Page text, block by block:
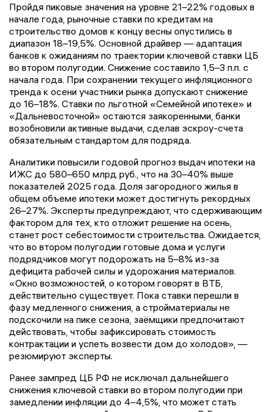
Пройдя пиковые значения на уровне 21–22% годовых в
начале года, рыночные ставки по кредитам на
строительство домов к концу весны опустились в
диапазон 18–19,5%. Основной драйвер — адаптация
банков к ожиданиям по траектории ключевой ставки ЦБ
во втором полугодии. Снижение составило 1,5–3 п.п. с
начала года. При сохранении текущего инфляционного
тренда к осени участники рынка допускают снижение
до 16–18%. Ставки по льготной «Семейной ипотеке» и
«Дальневосточной» остаются заякоренными, банки
возобновили активные выдачи, сделав эскроу-счета
обязательным стандартом для подряда.
Аналитики повысили годовой прогноз выдач ипотеки на
ИЖС до 580–650 млрд руб., что на 30–40% выше
показателей 2025 года. Доля загородного жилья в
общем объеме ипотеки может достигнуть рекордных
26–27%. Эксперты предупреждают, что сдерживающим
фактором для тех, кто отложит решение на осень,
станет рост себестоимости строительства. Ожидается,
что во втором полугодии готовые дома и услуги
подрядчиков могут подорожать на 5–8% из-за
дефицита рабочей силы и удорожания материалов.
«Окно возможностей, о котором говорят в ВТБ,
действительно существует. Пока ставки перешли в
фазу медленного снижения, а стройматериалы не
подскочили на пике сезона, заёмщики предпочитают
действовать, чтобы зафиксировать стоимость
контрактации и успеть возвести дом до холодов», —
резюмируют эксперты.
Ранее зампред ЦБ РФ не исключал дальнейшего
снижения ключевой ставки во втором полугодии при
замедлении инфляции до 4–4,5%, что может стать